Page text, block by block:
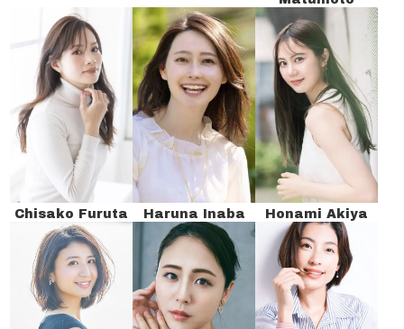
Chisako Furuta Haruna Inaba Honami Akiya